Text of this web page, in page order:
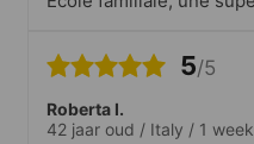
5/5
Roberta I.
42 jaar oud / Italy / 1 week